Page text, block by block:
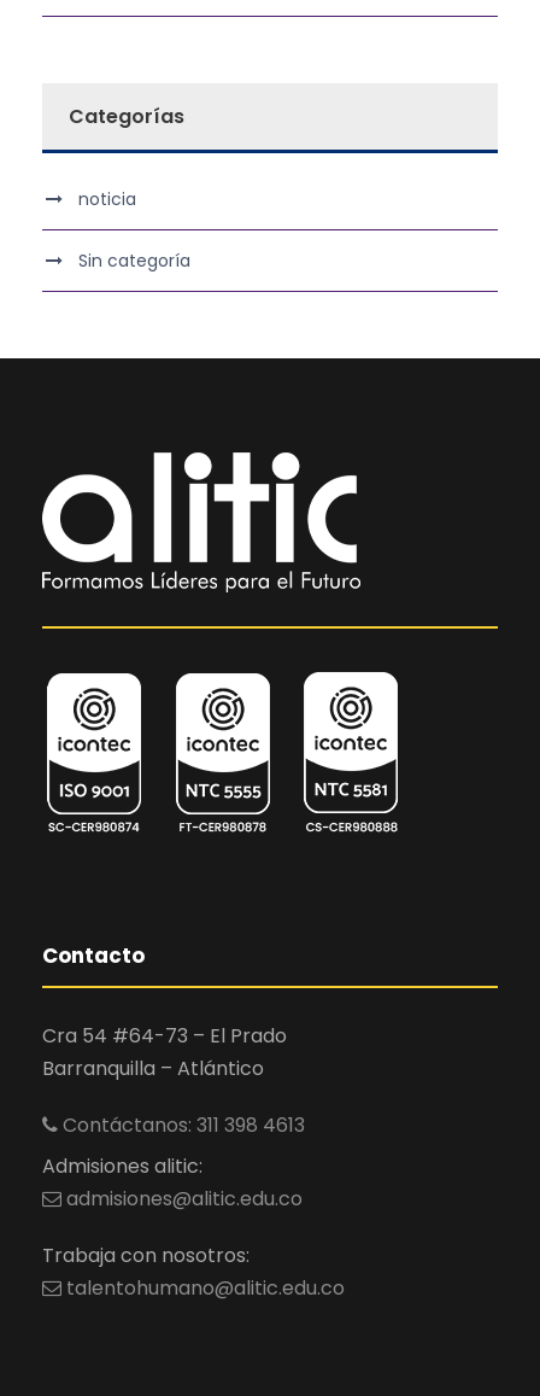
Categorías
noticia
Sin categoría
Contacto
Cra 54 #64-73 – El Prado
Barranquilla – Atlántico
Contáctanos: 311 398 4613
Admisiones alitic:
admisiones@alitic.edu.co
Trabaja con nosotros:
talentohumano@alitic.edu.co